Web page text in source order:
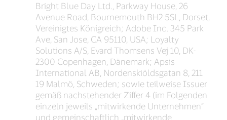
Bright Blue Day Ltd., Parkway House, 26
Avenue Road, Bournemouth BH2 5SL, Dorset,
Vereinigtes Königreich; Adobe Inc. 345 Park
Ave, San Jose, CA 95110, USA; Loyalty
Solutions A/S, Evard Thomsens Vej 10, DK-
2300 Copenhagen, Dänemark; Apsis
International AB, Nordenskiöldsgatan 8, 211
19 Malmö, Schweden; sowie teilweise Issuer
gemäß nachstehender Ziffer 4 (im Folgenden
einzeln jeweils „mitwirkende Unternehmen“
und gemeinschaftlich „mitwirkende